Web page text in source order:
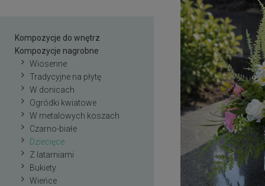
Kompozycje do wnętrz
Kompozycje nagrobne
Wiosenne
Tradycyjne na płytę
W donicach
Ogródki kwiatowe
W metalowych koszach
Czarno-białe
Dziecięce
Z latarniami
Bukiety
Wieńce